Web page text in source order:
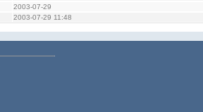
2003-07-29
2003-07-29 11:48